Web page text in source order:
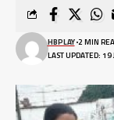
LAST UPDATED:
HBPLAY 2 MIN